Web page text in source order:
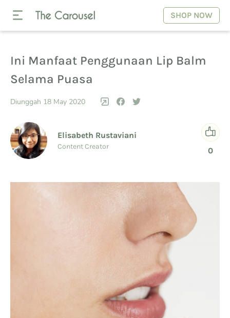
SHOP NOW
Ini Manfaat Penggunaan Lip Balm
Selama Puasa
Diunggah 18 May 2020
Elisabeth Rustaviani
Content Creator 0